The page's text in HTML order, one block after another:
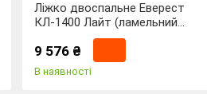
Ліжко двоспальне Еверест
КЛ-1400 Лайт (ламельний
каркас) 140х200 см Дуб
сонома (DTM-4651)
9 576 ₴
В наявності